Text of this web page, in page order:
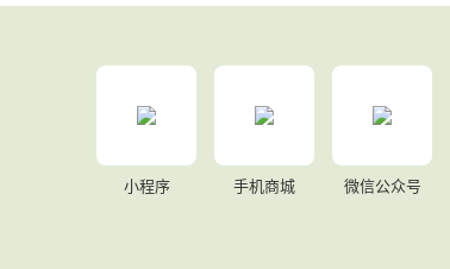
小程序 手机商城 微信公众号